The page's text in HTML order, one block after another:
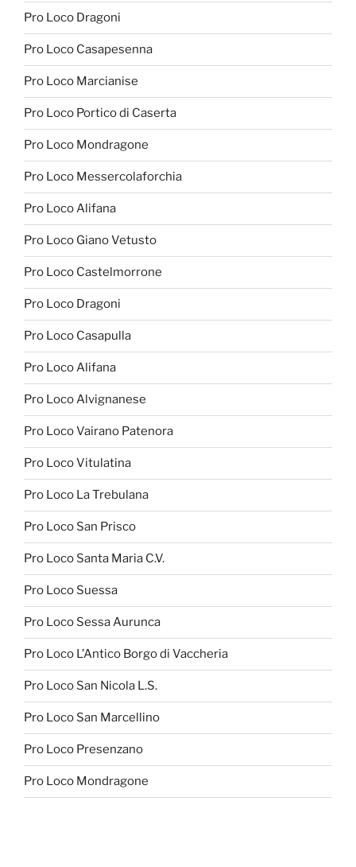
Pro Loco Dragoni
Pro Loco Casapesenna
Pro Loco Marcianise
Pro Loco Portico di Caserta
Pro Loco Mondragone
Pro Loco Messercolaforchia
Pro Loco Alifana
Pro Loco Giano Vetusto
Pro Loco Castelmorrone
Pro Loco Dragoni
Pro Loco Casapulla
Pro Loco Alifana
Pro Loco Alvignanese
Pro Loco Vairano Patenora
Pro Loco Vitulatina
Pro Loco La Trebulana
Pro Loco San Prisco
Pro Loco Santa Maria C.V.
Pro Loco Suessa
Pro Loco Sessa Aurunca
Pro Loco L’Antico Borgo di Vaccheria
Pro Loco San Nicola L.S.
Pro Loco San Marcellino
Pro Loco Presenzano
Pro Loco Mondragone